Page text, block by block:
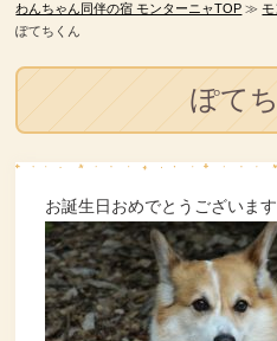
わんちゃん同伴の宿 モンターニャTOP ≫
ぽてちくん
ぽて
お誕生日おめでとうございま